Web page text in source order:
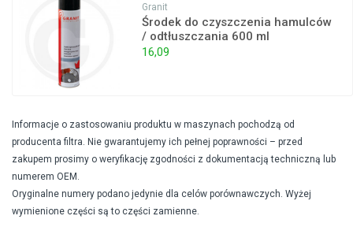
Granit
Środek do czyszczenia hamulców
/ odtłuszczania 600 ml
16,09
Informacje o zastosowaniu produktu w maszynach pochodzą od
producenta filtra. Nie gwarantujemy ich pełnej poprawności – przed
zakupem prosimy o weryfikację zgodności z dokumentacją techniczną lub
numerem OEM.
Oryginalne numery podano jedynie dla celów porównawczych. Wyżej
wymienione części są to części zamienne.